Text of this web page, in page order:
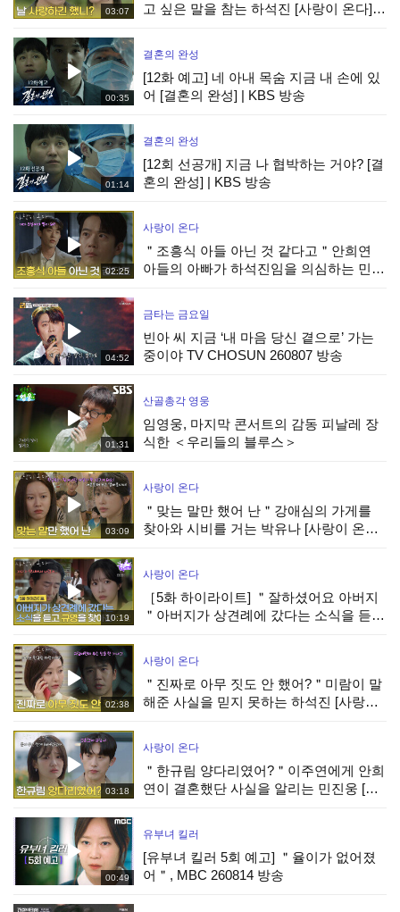
03:07
고 싶은 말을 참는 하석진 [사랑이 온다] |
00:35
결혼의 완성
[12화 예고] 네 아내 목숨 지금 내 손에 있
어 [결혼의 완성] | KBS 방송
01:14
결혼의 완성
[12회 선공개] 지금 나 협박하는 거야? [결
혼의 완성] | KBS 방송
02:25
사랑이 온다
＂조흥식 아들 아닌 것 같다고＂안희연
아들의 아빠가 하석진임을 의심하는 민진
04:52
금타는 금요일
빈아 씨 지금 ‘내 마음 당신 곁으로’ 가는
중이야 TV CHOSUN 260807 방송
01:31
산골총각 영웅
임영웅, 마지막 콘서트의 감동 피날레 장
식한 ＜우리들의 블루스＞
03:09
사랑이 온다
＂맞는 말만 했어 난＂강애심의 가게를
찾아와 시비를 거는 박유나 [사랑이 온다]
10:19
사랑이 온다
［5화 하이라이트] ＂잘하셨어요 아버지
＂아버지가 상견례에 갔다는 소식을 듣고
02:38
사랑이 온다
＂진짜로 아무 짓도 안 했어?＂미람이 말
해준 사실을 믿지 못하는 하석진 [사랑이
03:18
사랑이 온다
＂한규림 양다리였어?＂이주연에게 안희
연이 결혼했단 사실을 알리는 민진웅 [사
00:49
유부녀 킬러
[유부녀 킬러 5회 예고] ＂율이가 없어졌
어＂, MBC 260814 방송